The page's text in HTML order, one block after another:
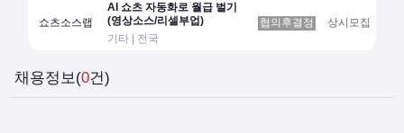
쇼츠소스랩
AI 쇼츠 자동화로 월급 벌기
(영상소스/리셀부업)
기타 | 전국
협의후결정 상시모집
채용정보(0건)